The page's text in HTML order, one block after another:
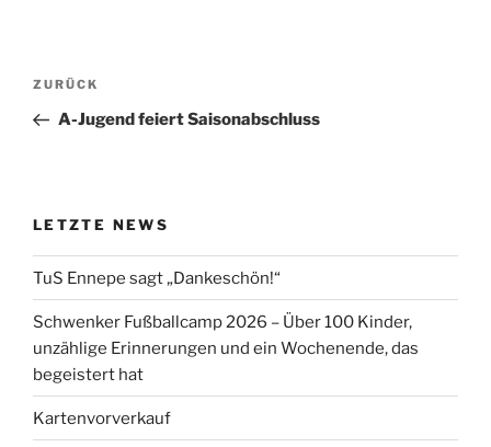
Beitragsnavigation
Vorheriger
Beitrag
ZURÜCK
A-Jugend feiert Saisonabschluss
LETZTE NEWS
TuS Ennepe sagt „Dankeschön!“
Schwenker Fußballcamp 2026 – Über 100 Kinder,
unzählige Erinnerungen und ein Wochenende, das
begeistert hat
Kartenvorverkauf